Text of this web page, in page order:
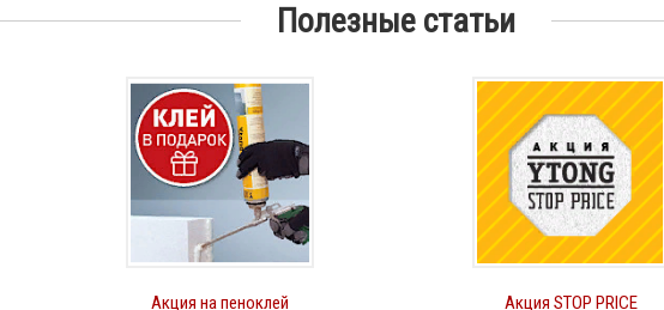
Полезные статьи
Акция на пеноклей Акция STOP PRICE